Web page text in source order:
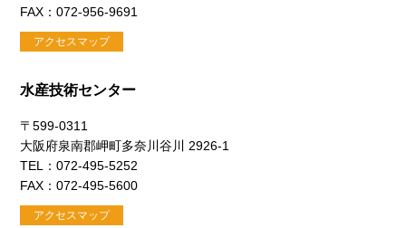
FAX：072-956-9691
アクセスマップ
水産技術センター
〒599-0311
大阪府泉南郡岬町多奈川谷川 2926-1
TEL：072-495-5252
FAX：072-495-5600
アクセスマップ